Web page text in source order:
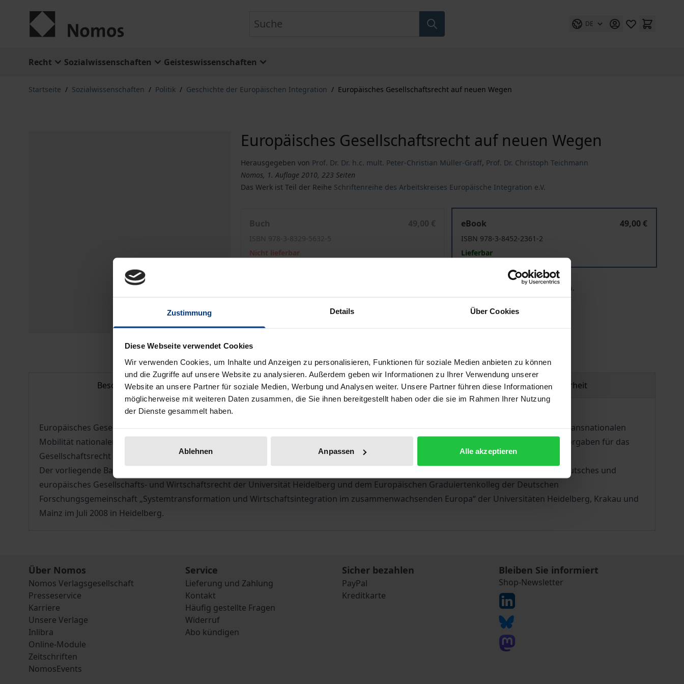
Zustimmung Details Über Cookies
Diese Webseite verwendet Cookies
Wir verwenden Cookies, um Inhalte und Anzeigen zu personalisieren, Funktionen für soziale Medien anbieten zu können
und die Zugriffe auf unsere Website zu analysieren. Außerdem geben wir Informationen zu Ihrer Verwendung unserer
Website an unsere Partner für soziale Medien, Werbung und Analysen weiter. Unsere Partner führen diese Informationen
möglicherweise mit weiteren Daten zusammen, die Sie ihnen bereitgestellt haben oder die sie im Rahmen Ihrer Nutzung
der Dienste gesammelt haben.
Ablehnen Anpassen Alle akzeptieren
DE
Recht Sozialwissenschaften Geisteswissenschaften
Startseite / Sozialwissenschaften / Politik / Geschichte der Europäischen Integration / Europäisches Gesellschaftsrecht auf neuen Wegen
Europäisches Gesellschaftsrecht auf neuen Wegen
Herausgegeben von Prof. Dr. Dr. h.c. mult. Peter-Christian Müller-Graff, Prof. Dr. Christoph Teichmann
Nomos, 1. Auflage 2010, 223 Seiten
Das Werk ist Teil der Reihe Schriftenreihe des Arbeitskreises Europäische Integration e.V.
Buch
49,00 €
ISBN 978-3-8329-5632-5
Nicht lieferbar
eBook
49,00 €
ISBN 978-3-8452-2361-2
Lieferbar
Preisangaben inkl. MwSt. Abhängig von der Lieferadresse kann die MwSt. an der Kasse variieren.
In den Warenkorb Zur Wunschliste hinzufügen
Beschreibung Bibliografische Angaben Produktsicherheit
Europäisches Gesellschaftsrecht bewegt sich seit der judikativen Öffnung der binnenmarktlichen Niederlassungsfreiheit zugunsten der transnationalen
Mobilität nationaler Gesellschaftsformen auf neuen Wegen. Thematisch im Vordergrund stehen hierbei die Zukunft europa-rechtlicher Vorgaben für das
Gesellschaftsrecht sowie die um neue Fragen und Varianten bereicherten supranationalen Rechtsformen.
Der vorliegende Band enthält die Beiträge einer Tagung des Arbeitskreises Europäische Integration in Verbindung mit dem Institut für deutsches und
europäisches Gesellschafts- und Wirtschaftsrecht der Universität Heidelberg und dem Europäischen Graduiertenkolleg der Deutschen
Forschungsgemeinschaft „Systemtransformation und Wirtschaftsintegration im zusammenwachsenden Europa“ der Universitäten Heidelberg, Krakau und
Mainz im Juli 2008 in Heidelberg.
Über Nomos
Nomos Verlagsgesellschaft
Presseservice
Karriere
Unsere Verlage
Inlibra
Online-Module
Zeitschriften
NomosEvents
Service
Lieferung und Zahlung
Kontakt
Häufig gestellte Fragen
Widerruf
Abo kündigen
Sicher bezahlen
PayPal
Kreditkarte
Bleiben Sie informiert
Shop-Newsletter